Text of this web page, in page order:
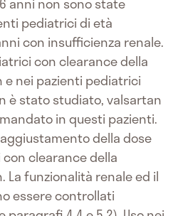
pediatrici di età
con insufficienza renale.
con clearance della
nei pazienti pediatrici
è stato studiato, valsartan
in questi pazienti.
della dose
clearance della
La funzionalità renale ed il
essere controllati